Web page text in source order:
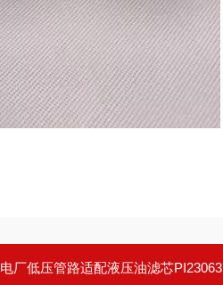
电厂低压管路适配液压油滤芯PI23063DNPS10